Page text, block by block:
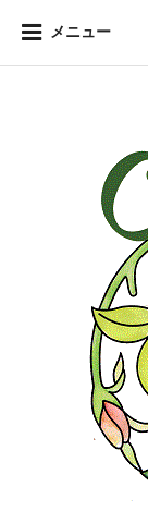
メニュー